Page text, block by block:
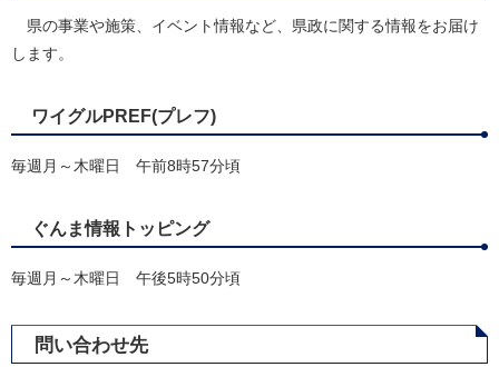
県の事業や施策、イベント情報など、県政に関する情報をお届け
します。
ワイグルPREF(プレフ)
毎週月～木曜日 午前8時57分頃
ぐんま情報トッピング
毎週月～木曜日 午後5時50分頃
問い合わせ先